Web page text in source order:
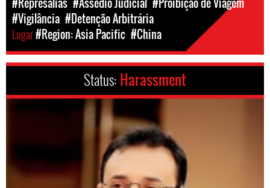
#Vigilância #Detenção Arbitrária
Lugar#Region: Asia Pacific #China
Status: Harassment